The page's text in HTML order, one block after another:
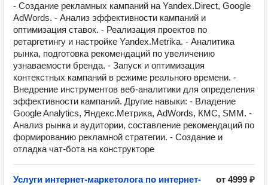
- Создание рекламных кампаний на Yandex.Direct, Google
AdWords. - Анализ эффективности кампаний и
оптимизация ставок. - Реализация проектов по
ретаргетингу и настройке Yandex.Metrika. - Аналитика
рынка, подготовка рекомендаций по увеличению
узнаваемости бренда. - Запуск и оптимизация
контекстных кампаний в режиме реального времени. -
Внедрение инструментов веб-аналитики для определения
эффективности кампаний. Другие навыки: - Владение
Google Analytics, Яндекс.Метрика, AdWords, КМС, SMM. -
Анализ рынка и аудитории, составление рекомендаций по
формированию рекламной стратегии. - Создание и
отладка чат-бота на конструкторе
Услуги интернет-маркетолога по интернет-
от 4999 ₽